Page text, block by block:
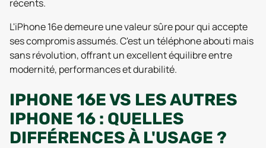
récents.
L'iPhone 16e demeure une valeur sûre pour qui accepte
ses compromis assumés. C'est un téléphone abouti mais
sans révolution, offrant un excellent équilibre entre
modernité, performances et durabilité.
IPHONE 16E VS LES AUTRES
IPHONE 16 : QUELLES
DIFFÉRENCES À L'USAGE ?